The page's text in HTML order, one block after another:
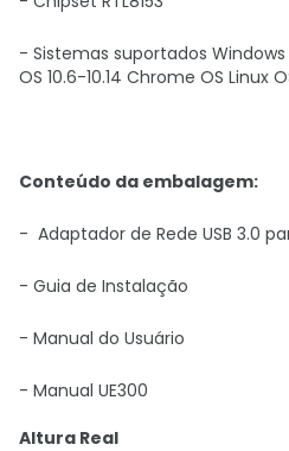
- Sistemas suportados
OS 10.6-10.14 Chrome OS Linux
Conteúdo da embalagem:
- Adaptador de Rede USB 3.0
- Guia de Instalação
- Manual do Usuário
- Manual UE300
Altura Real